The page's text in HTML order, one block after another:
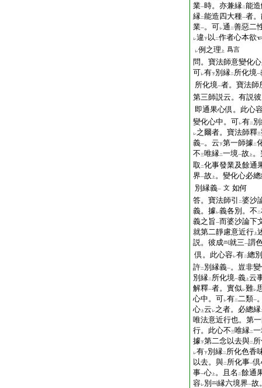
業一時。亦兼縁二能
縁二能造四大種一者
業一。可レ通 二善惡二
レ違下 以 二作者心本欲
レ例之理 上 爲言
問。寶法師意變化
可レ有下別縁二 所化境一
所化境一者。寶法師
第三師説云。有説
即通果心倶。此心
變化心中。可レ有二
レ之爾者。寶法師釋三
義一。云下第一師據二
不三唯縁二一境一故 上 。
取 二化事發業及餘通
界一故 上 。變化心必
別縁義一 文 如何
答。寶法師引
二婆沙
義。據レ義各別。不 二
義之旨一而婆沙論下
就第二靜慮意近行 上
説。彼成
就三一謂
倶。此心容レ有二總
許二 別縁義一。豈非
別縁二 所化境一義 上云
解釋一者。實似レ難レ
心中。可レ有二二類一
心 上云 レ之者。必總縁
唯法意近行也。第
行。此心不三唯縁二
據下第二念以去與二
レ有下別縁二 所化色香
以去。與二 所化事一
事一心 上 。且名 二餘通
容レ別 縁六境界一故